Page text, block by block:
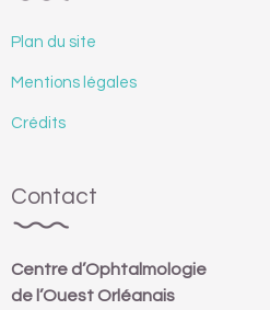
Plan du site
Mentions légales
Crédits
Contact
Centre d’Ophtalmologie
de l’Ouest Orléanais